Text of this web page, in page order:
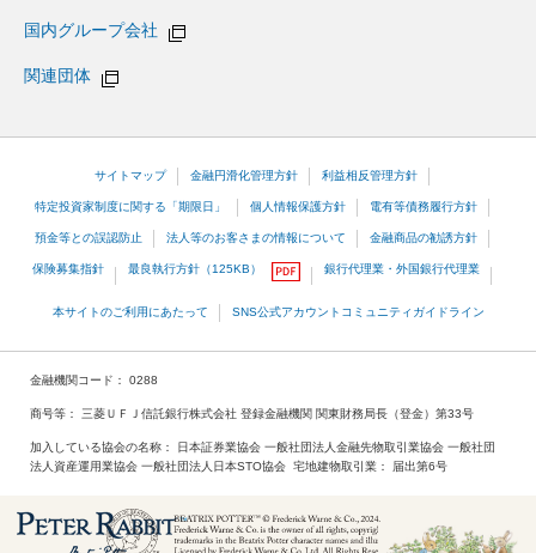
国内グループ会社
関連団体
サイトマップ 金融円滑化管理方針 利益相反管理方針
特定投資家制度に関する「期限日」 個人情報保護方針 電有等債務履行方針
預金等との誤認防止 法人等のお客さまの情報について 金融商品の勧誘方針
保険募集指針 最良執行方針（125KB） 銀行代理業・外国銀行代理業
本サイトのご利用にあたって SNS公式アカウントコミュニティガイドライン
金融機関コード 0288
商号等 三菱ＵＦＪ信託銀行株式会社 登録金融機関 関東財務局長（登金）第33号
加入している協会の名称
日本証券業協会 一般社団法人金融先物取引業協会 一般社団
法人資産運用業協会 一般社団法人日本STO協会 宅地建物取引業 届出第6号